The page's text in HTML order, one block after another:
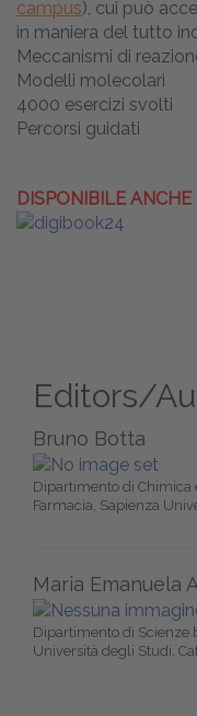
campus), cui può
in maniera del tutto
Meccanismi di
Modelli molecolari
4000 esercizi svolti
Percorsi guidati
DISPONIBILE
Editors/
Bruno Botta
Dipartimento di Chimica
Farmacia, Sapienza
Maria Emanuela
Dipartimento di Scienze
Università degli Studi,